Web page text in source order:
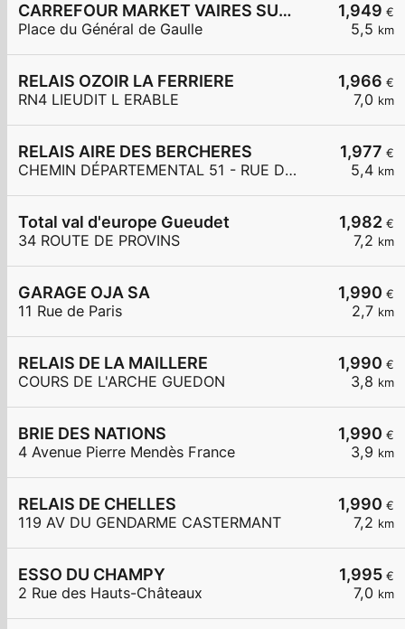
1,949 €
5,5 km
CARREFOUR MARKET VAIRES SUR MARNE
Place du Général de Gaulle
1,966 €
7,0 km
RELAIS OZOIR LA FERRIERE
RN4 LIEUDIT L ERABLE
1,977 €
5,4 km
RELAIS AIRE DES BERCHERES
CHEMIN DÉPARTEMENTAL 51 - RUE DES BERCHÈRES
1,982 €
7,2 km
Total val d'europe Gueudet
34 ROUTE DE PROVINS
1,990 €
2,7 km
GARAGE OJA SA
11 Rue de Paris
1,990 €
3,8 km
RELAIS DE LA MAILLERE
COURS DE L'ARCHE GUEDON
1,990 €
3,9 km
BRIE DES NATIONS
4 Avenue Pierre Mendès France
1,990 €
7,2 km
RELAIS DE CHELLES
119 AV DU GENDARME CASTERMANT
1,995 €
7,0 km
ESSO DU CHAMPY
2 Rue des Hauts-Châteaux